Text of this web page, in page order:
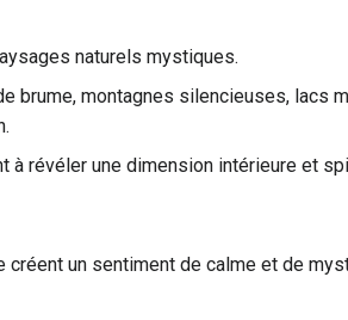
naturels mystiques.
montagnes silencieuses, lacs
à révéler une dimension intérieure et
un sentiment de calme et de